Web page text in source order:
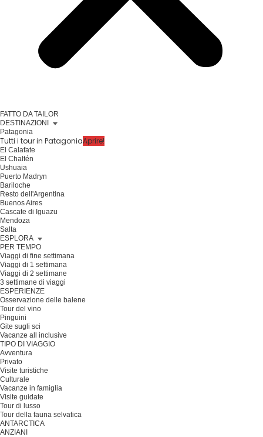
FATTO DA TAILOR
DESTINAZIONI
Patagonia
Tutti i tour in PatagoniaAprire!
El Calafate
El Chaltén
Ushuaia
Puerto Madryn
Bariloche
Resto dell'Argentina
Buenos Aires
Cascate di Iguazu
Mendoza
Salta
ESPLORA
PER TEMPO
Viaggi di fine settimana
Viaggi di 1 settimana
Viaggi di 2 settimane
3 settimane di viaggi
ESPERIENZE
Osservazione delle balene
Tour del vino
Pinguini
Gite sugli sci
Vacanze all inclusive
TIPO DI VIAGGIO
Avventura
Privato
Visite turistiche
Culturale
Vacanze in famiglia
Visite guidate
Tour di lusso
Tour della fauna selvatica
ANTARCTICA
ANZIANI